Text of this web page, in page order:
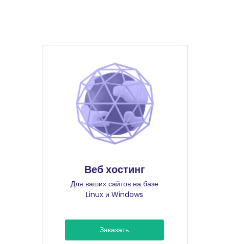
Веб хостинг
Для ваших сайтов на базе
Linux и Windows
Заказать